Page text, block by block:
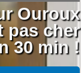
Ouroux
pas cher
30 min !